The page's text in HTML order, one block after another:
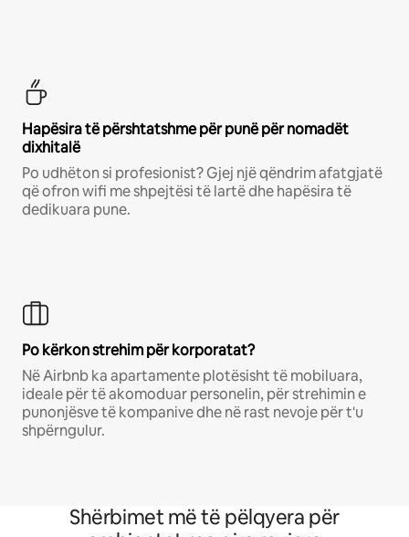
Hapësira të përshtatshme për punë për nomadët
dixhitalë
Po udhëton si profesionist? Gjej një qëndrim afatgjatë
që ofron wifi me shpejtësi të lartë dhe hapësira të
dedikuara pune.
Po kërkon strehim për korporatat?
Në Airbnb ka apartamente plotësisht të mobiluara,
ideale për të akomoduar personelin, për strehimin e
punonjësve të kompanive dhe në rast nevoje për t'u
shpërngulur.
Shërbimet më të pëlqyera për